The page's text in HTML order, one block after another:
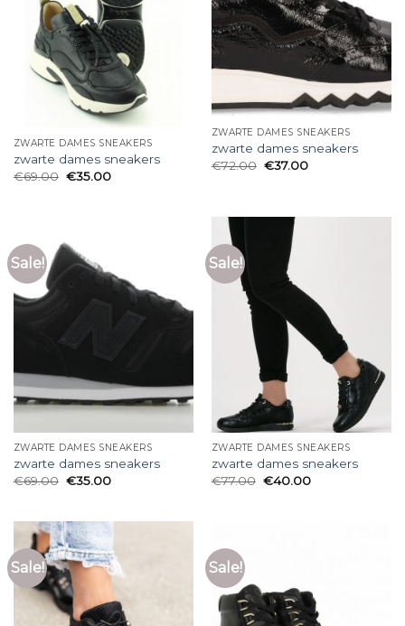
ZWARTE DAMES SNEAKERS
zwarte dames sneakers
€69.00 €35.00
ZWARTE DAMES SNEAKERS
zwarte dames sneakers
€72.00 €37.00
Sale!
ZWARTE DAMES SNEAKERS
zwarte dames sneakers
€69.00 €35.00
Sale!
ZWARTE DAMES SNEAKERS
zwarte dames sneakers
€77.00 €40.00
Sale! Sale!